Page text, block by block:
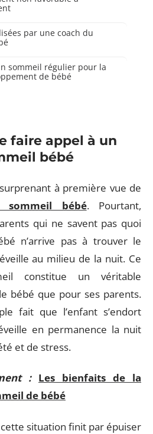
par une coach du
sommeil régulier pour la
de bébé
faire appel à un
bébé
à première vue de
sommeil bébé. Pourtant,
qui ne savent pas quoi
n’arrive pas à trouver le
au milieu de la nuit. Ce
constitue un véritable
bébé que pour ses parents.
fait que l’enfant s’endort
en permanence la nuit
et de stress.
: Les bienfaits de la
de bébé
situation finit par épuiser